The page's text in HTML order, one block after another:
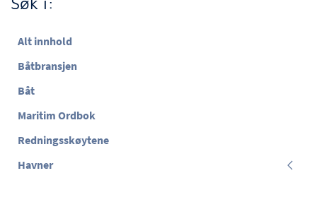
Alt innhold
Båtbransjen
Båt
Maritim Ordbok
Redningsskøytene
Havner